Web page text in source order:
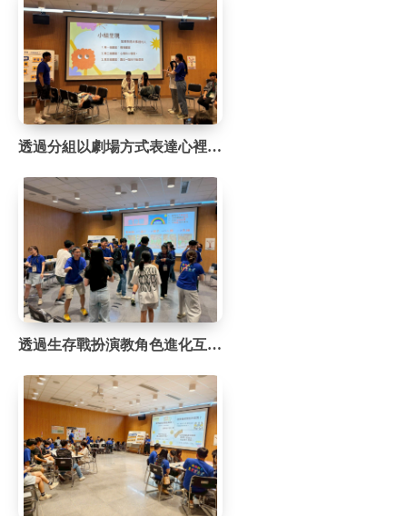
透過分組以劇場方式表達心裡的聲音
透過生存戰扮演教角色進化互動遊戲)